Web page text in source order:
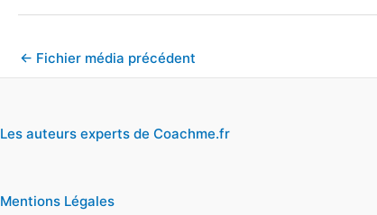
← Fichier média précédent
Les auteurs experts de Coachme.fr
Mentions Légales